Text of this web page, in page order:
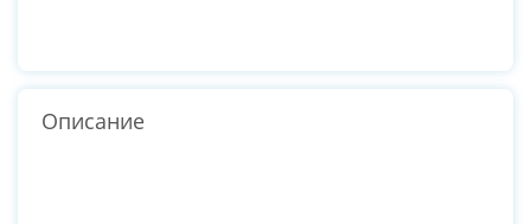
Описание